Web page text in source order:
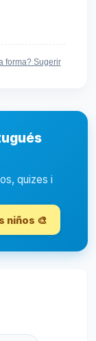
forma? Sugerir
quizes i
niños 🎨